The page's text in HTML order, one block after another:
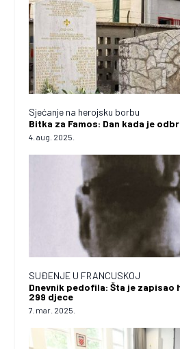
Sjećanje na herojsku borbu
Bitka za Famos: Dan kada je
4. aug. 2025.
SUĐENJE U FRANCUSKOJ
Dnevnik pedofila: Šta je zapisao
299 djece
7. mar. 2025.